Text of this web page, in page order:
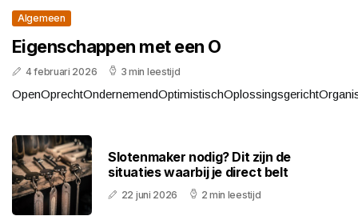
Algemeen
Eigenschappen met een O
4 februari 2026 3 min leestijd
Slotenmaker nodig? Dit zijn de
situaties waarbij je direct belt
22 juni 2026 2 min leestijd